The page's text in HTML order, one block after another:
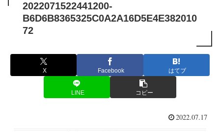
2022071522441200-
B6D6B8365325C0A2A16D5E4E382010
72
X Facebook はてブ
LINE コピー
2022.07.17